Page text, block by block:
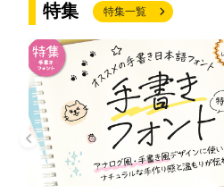
特集 特集一覧